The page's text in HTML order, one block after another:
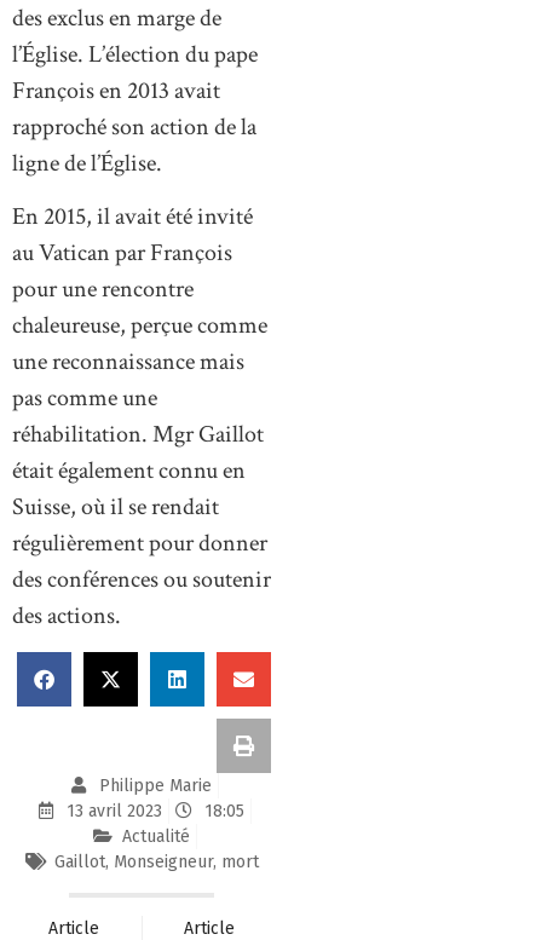
des exclus en marge de
l’Église. L’élection du pape
François en 2013 avait
rapproché son action de la
ligne de l’Église.
En 2015, il avait été invité
au Vatican par François
pour une rencontre
chaleureuse, perçue comme
une reconnaissance mais
pas comme une
réhabilitation. Mgr Gaillot
était également connu en
Suisse, où il se rendait
régulièrement pour donner
des conférences ou soutenir
des actions.
Philippe Marie
13 avril 2023
18:05
Actualité
Gaillot, Monseigneur, mort
Article
Article